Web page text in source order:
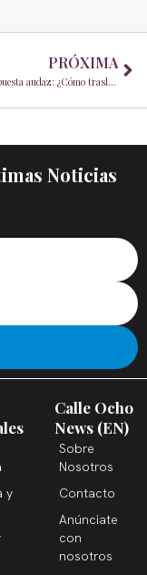
PRÓXIMA
Ken Griffin apuesta audaz: ¿Cómo trasladar Citadel a Miami sacudió los cimientos de Wall Street
Noticias
y
Calle Ocho
News (EN)
Sobre
Nosotros
Contacto
Anúnciate
con
nosotros